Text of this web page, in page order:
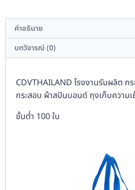
คำอธิบาย
บทวิจารณ์ (0)
CDVTHAILAND โรงงานรับผลิต กร
กระสอบ ผ้าสปันบอนด์ ถุงเก็บควา
ขั้นต่ำ 100 ใบ